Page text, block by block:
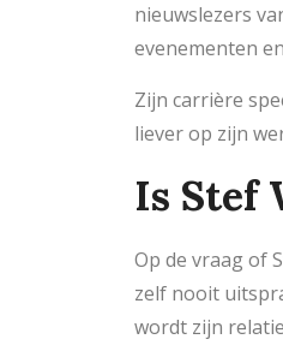
nieuwslezers
evenementen
Zijn carrière
liever op zijn
Is Stef
Op de vraag of
zelf nooit
wordt zijn